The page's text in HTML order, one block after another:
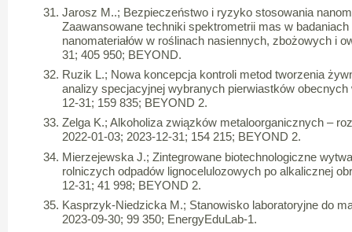
Jarosz M..; Bezpieczeństwo i ryzyko stosowania
Zaawansowane techniki spektrometrii mas w
nanomateriałów w roślinach nasiennych, zbożowych i
31; 405 950; BEYOND.
Ruzik L.; Nowa koncepcja kontroli metod tworzenia
analizy specjacyjnej wybranych pierwiastków
12-31; 159 835; BEYOND 2.
Zelga K.; Alkoholiza związków metaloorganicznych –
2022-01-03; 2023-12-31; 154 215; BEYOND 2.
Mierzejewska J.; Zintegrowane biotechnologiczne
rolniczych odpadów lignocelulozowych po alkalicznej
12-31; 41 998; BEYOND 2.
Kasprzyk-Niedzicka M.; Stanowisko laboratoryjne do
2023-09-30; 99 350; EnergyEduLab-1.